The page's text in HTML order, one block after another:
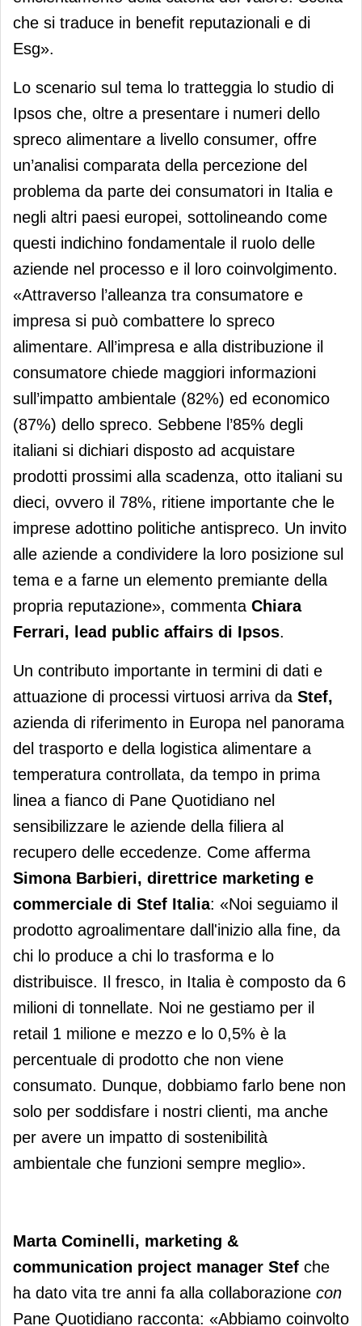
che si traduce in benefit reputazionali e di
Esg».
Lo scenario sul tema lo tratteggia lo studio di
Ipsos che, oltre a presentare i numeri dello
spreco alimentare a livello consumer, offre
un’analisi comparata della percezione del
problema da parte dei consumatori in Italia e
negli altri paesi europei, sottolineando come
questi indichino fondamentale il ruolo delle
aziende nel processo e il loro coinvolgimento.
«Attraverso l’alleanza tra consumatore e
impresa si può combattere lo spreco
alimentare. All’impresa e alla distribuzione il
consumatore chiede maggiori informazioni
sull’impatto ambientale (82%) ed economico
(87%) dello spreco. Sebbene l’85% degli
italiani si dichiari disposto ad acquistare
prodotti prossimi alla scadenza, otto italiani su
dieci, ovvero il 78%, ritiene importante che le
imprese adottino politiche antispreco. Un invito
alle aziende a condividere la loro posizione sul
tema e a farne un elemento premiante della
propria reputazione», commenta Chiara
Ferrari, lead public affairs di Ipsos.
Un contributo importante in termini di dati e
attuazione di processi virtuosi arriva da Stef,
azienda di riferimento in Europa nel panorama
del trasporto e della logistica alimentare a
temperatura controllata, da tempo in prima
linea a fianco di Pane Quotidiano nel
sensibilizzare le aziende della filiera al
recupero delle eccedenze. Come afferma
Simona Barbieri, direttrice marketing e
commerciale di Stef Italia: «Noi seguiamo il
prodotto agroalimentare dall'inizio alla fine, da
chi lo produce a chi lo trasforma e lo
distribuisce. Il fresco, in Italia è composto da 6
milioni di tonnellate. Noi ne gestiamo per il
retail 1 milione e mezzo e lo 0,5% è la
percentuale di prodotto che non viene
consumato. Dunque, dobbiamo farlo bene non
solo per soddisfare i nostri clienti, ma anche
per avere un impatto di sostenibilità
ambientale che funzioni sempre meglio».
Marta Cominelli, marketing &
communication project manager Stef che
ha dato vita tre anni fa alla collaborazione con
Pane Quotidiano racconta: «Abbiamo coinvolto